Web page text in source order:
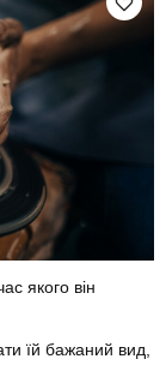
якого він
їй бажаний вид,